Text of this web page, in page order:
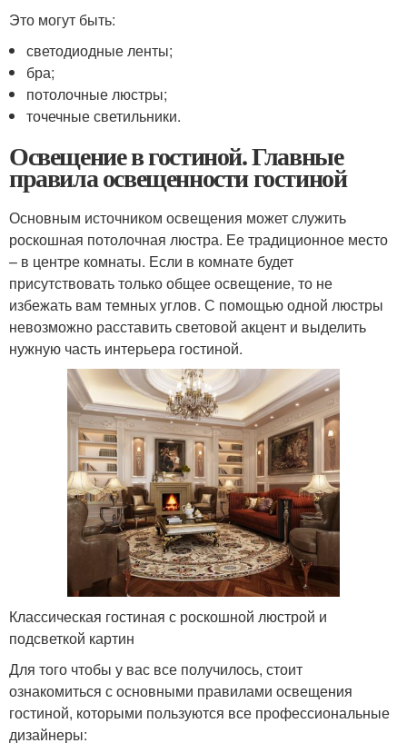
Это могут быть:
светодиодные ленты;
бра;
потолочные люстры;
точечные светильники.
Освещение в гостиной. Главные
правила освещенности гостиной
Основным источником освещения может служить
роскошная потолочная люстра. Ее традиционное место
– в центре комнаты. Если в комнате будет
присутствовать только общее освещение, то не
избежать вам темных углов. С помощью одной люстры
невозможно расставить световой акцент и выделить
нужную часть интерьера гостиной.
Классическая гостиная с роскошной люстрой и
подсветкой картин
Для того чтобы у вас все получилось, стоит
ознакомиться с основными правилами освещения
гостиной, которыми пользуются все профессиональные
дизайнеры: